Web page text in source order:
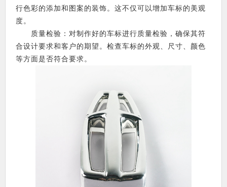
行色彩的添加和图案的装饰。这不仅可以增加车标的美观
度。
质量检验：对制作好的车标进行质量检验，确保其符
合设计要求和客户的期望。检查车标的外观、尺寸、颜色
等方面是否符合要求。